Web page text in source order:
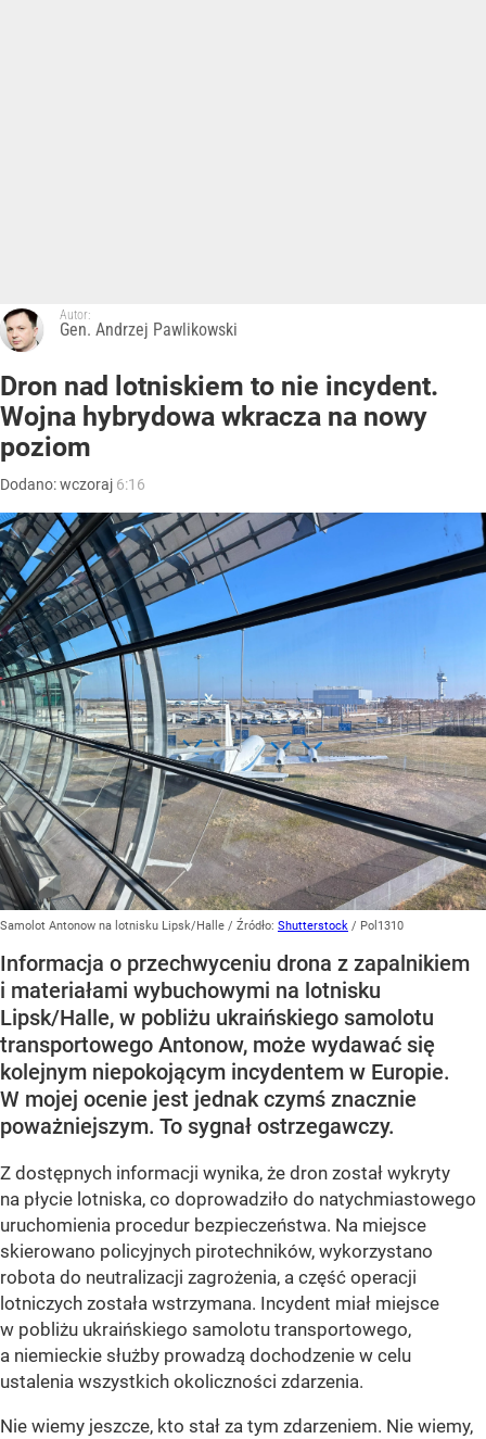
Autor:
Gen. Andrzej Pawlikowski
Dron nad lotniskiem to nie incydent.
Wojna hybrydowa wkracza na nowy
poziom
Dodano:wczoraj 6:16
Samolot Antonow na lotnisku Lipsk/Halle / Źródło: Shutterstock / Pol1310
Informacja o przechwyceniu drona z zapalnikiem
i materiałami wybuchowymi na lotnisku
Lipsk/Halle, w pobliżu ukraińskiego samolotu
transportowego Antonow, może wydawać się
kolejnym niepokojącym incydentem w Europie.
W mojej ocenie jest jednak czymś znacznie
poważniejszym. To sygnał ostrzegawczy.
Z dostępnych informacji wynika, że dron został wykryty
na płycie lotniska, co doprowadziło do natychmiastowego
uruchomienia procedur bezpieczeństwa. Na miejsce
skierowano policyjnych pirotechników, wykorzystano
robota do neutralizacji zagrożenia, a część operacji
lotniczych została wstrzymana. Incydent miał miejsce
w pobliżu ukraińskiego samolotu transportowego,
a niemieckie służby prowadzą dochodzenie w celu
ustalenia wszystkich okoliczności zdarzenia.
Nie wiemy jeszcze, kto stał za tym zdarzeniem. Nie wiemy,